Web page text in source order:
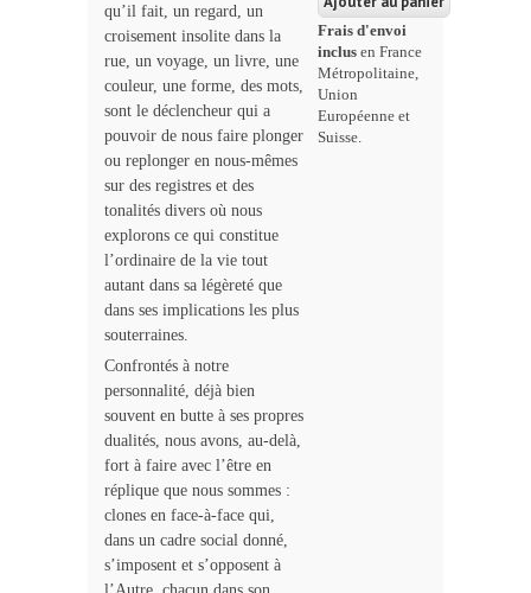
qu’il fait, un regard, un
croisement insolite dans la
rue, un voyage, un livre, une
couleur, une forme, des mots,
sont le déclencheur qui a
pouvoir de nous faire plonger
ou replonger en nous-mêmes
sur des registres et des
tonalités divers où nous
explorons ce qui constitue
l’ordinaire de la vie tout
autant dans sa légèreté que
dans ses implications les plus
souterraines.
Confrontés à notre
personnalité, déjà bien
souvent en butte à ses propres
dualités, nous avons, au-delà,
fort à faire avec l’être en
réplique que nous sommes :
clones en face-à-face qui,
dans un cadre social donné,
s’imposent et s’opposent à
Frais d'envoi
inclus en France
Métropolitaine,
Union
Européenne et
Suisse.